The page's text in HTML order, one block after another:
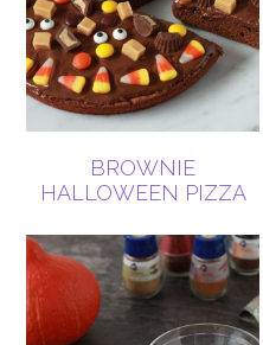
BROWNIE
HALLOWEEN PIZZA